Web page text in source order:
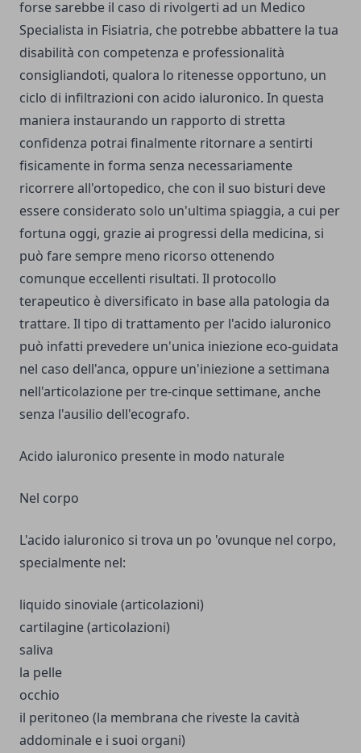
forse sarebbe il caso di rivolgerti ad un Medico
Specialista in Fisiatria, che potrebbe abbattere la tua
disabilità con competenza e professionalità
consigliandoti, qualora lo ritenesse opportuno, un
ciclo di infiltrazioni con acido ialuronico. In questa
maniera instaurando un rapporto di stretta
confidenza potrai finalmente ritornare a sentirti
fisicamente in forma senza necessariamente
ricorrere all'ortopedico, che con il suo bisturi deve
essere considerato solo un'ultima spiaggia, a cui per
fortuna oggi, grazie ai progressi della medicina, si
può fare sempre meno ricorso ottenendo
comunque eccellenti risultati. Il protocollo
terapeutico è diversificato in base alla patologia da
trattare. Il tipo di trattamento per l'acido ialuronico
può infatti prevedere un'unica iniezione eco-guidata
nel caso dell'anca, oppure un'iniezione a settimana
nell'articolazione per tre-cinque settimane, anche
senza l'ausilio dell'ecografo.
Acido ialuronico presente in modo naturale
Nel corpo
L'acido ialuronico si trova un po 'ovunque nel corpo,
specialmente nel:
liquido sinoviale (articolazioni)
cartilagine (articolazioni)
saliva
la pelle
occhio
il peritoneo (la membrana che riveste la cavità
addominale e i suoi organi)